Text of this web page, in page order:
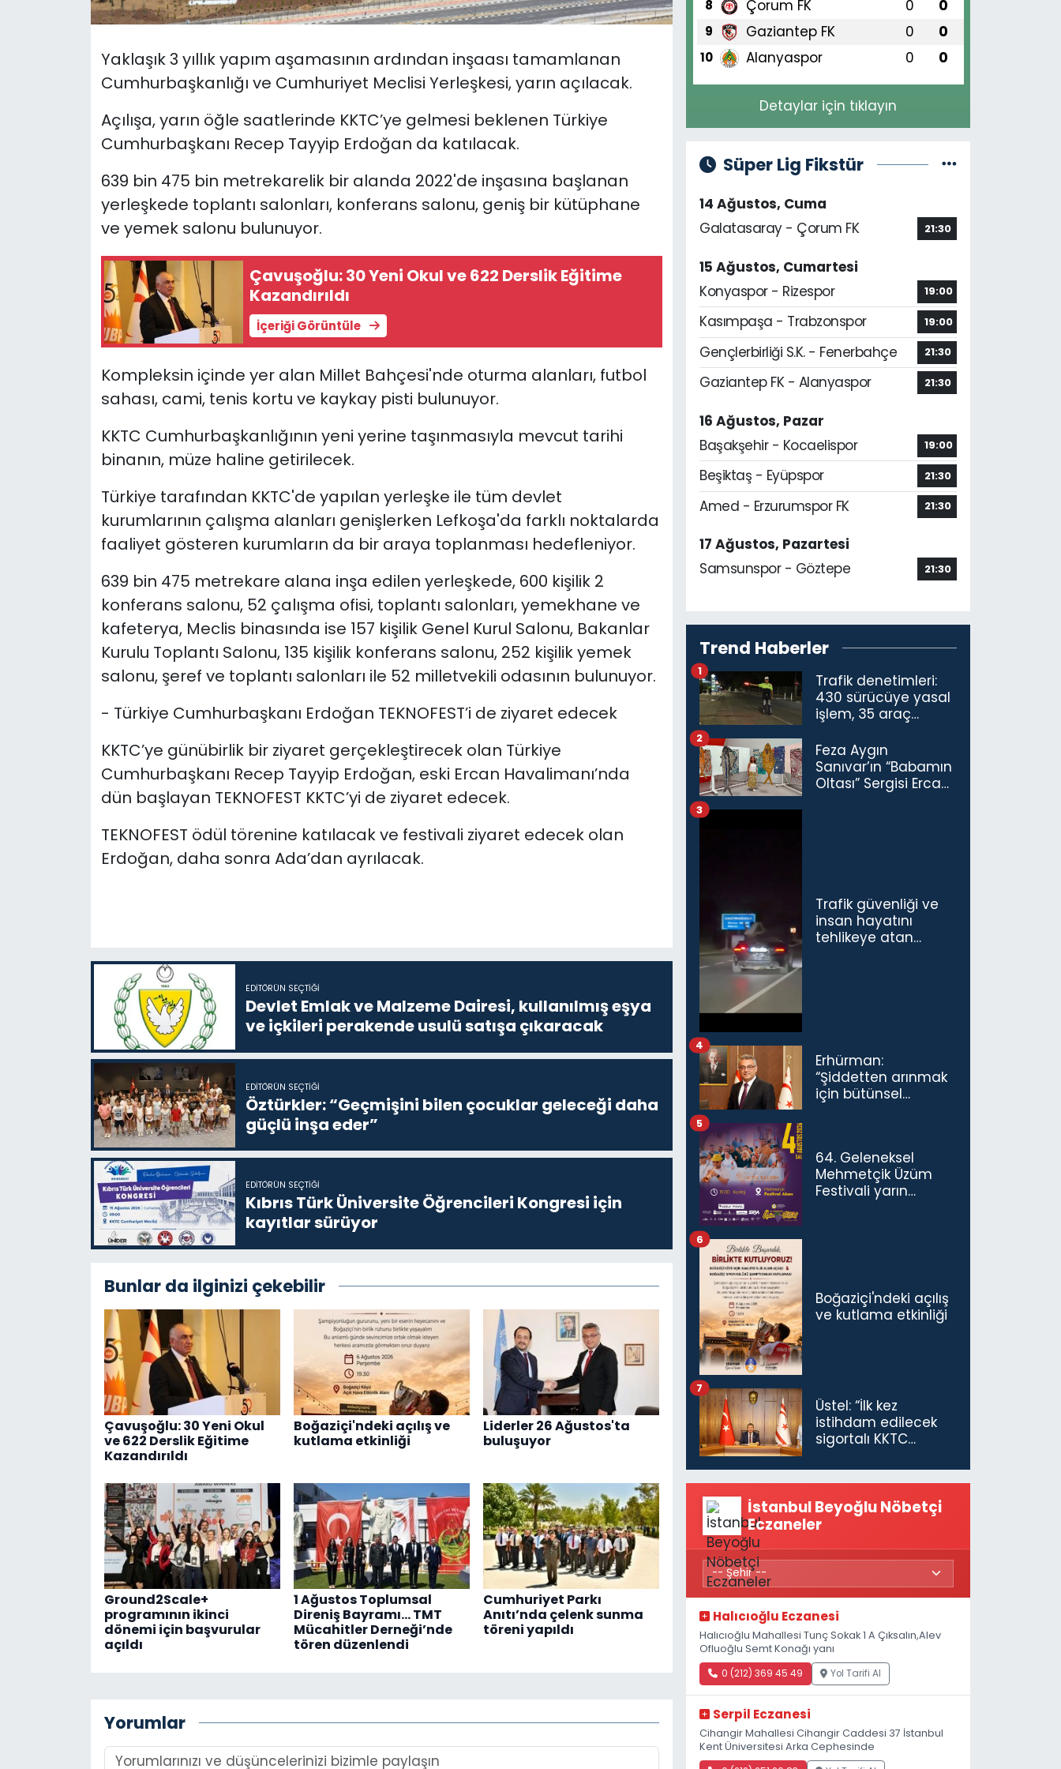
Yaklaşık 3 yıllık yapım aşamasının ardından inşaası tamamlanan
Cumhurbaşkanlığı ve Cumhuriyet Meclisi Yerleşkesi, yarın açılacak.
Açılışa, yarın öğle saatlerinde KKTC’ye gelmesi beklenen Türkiye
Cumhurbaşkanı Recep Tayyip Erdoğan da katılacak.
639 bin 475 bin metrekarelik bir alanda 2022'de inşasına başlanan
yerleşkede toplantı salonları, konferans salonu, geniş bir kütüphane
ve yemek salonu bulunuyor.
Çavuşoğlu: 30 Yeni Okul ve 622 Derslik Eğitime
Kazandırıldı
İçeriği Görüntüle
Kompleksin içinde yer alan Millet Bahçesi'nde oturma alanları, futbol
sahası, cami, tenis kortu ve kaykay pisti bulunuyor.
KKTC Cumhurbaşkanlığının yeni yerine taşınmasıyla mevcut tarihi
binanın, müze haline getirilecek.
Türkiye tarafından KKTC'de yapılan yerleşke ile tüm devlet
kurumlarının çalışma alanları genişlerken Lefkoşa'da farklı noktalarda
faaliyet gösteren kurumların da bir araya toplanması hedefleniyor.
639 bin 475 metrekare alana inşa edilen yerleşkede, 600 kişilik 2
konferans salonu, 52 çalışma ofisi, toplantı salonları, yemekhane ve
kafeterya, Meclis binasında ise 157 kişilik Genel Kurul Salonu, Bakanlar
Kurulu Toplantı Salonu, 135 kişilik konferans salonu, 252 kişilik yemek
salonu, şeref ve toplantı salonları ile 52 milletvekili odasının bulunuyor.
- Türkiye Cumhurbaşkanı Erdoğan TEKNOFEST’i de ziyaret edecek
KKTC’ye günübirlik bir ziyaret gerçekleştirecek olan Türkiye
Cumhurbaşkanı Recep Tayyip Erdoğan, eski Ercan Havalimanı’nda
dün başlayan TEKNOFEST KKTC’yi de ziyaret edecek.
TEKNOFEST ödül törenine katılacak ve festivali ziyaret edecek olan
Erdoğan, daha sonra Ada’dan ayrılacak.
EDITÖRÜN SEÇTIĞI
Devlet Emlak ve Malzeme Dairesi, kullanılmış eşya
ve içkileri perakende usulü satışa çıkaracak
EDITÖRÜN SEÇTIĞI
Öztürkler: “Geçmişini bilen çocuklar geleceği daha
güçlü inşa eder”
EDITÖRÜN SEÇTIĞI
Kıbrıs Türk Üniversite Öğrencileri Kongresi için
kayıtlar sürüyor
Bunlar da ilginizi çekebilir
Çavuşoğlu: 30 Yeni Okul
ve 622 Derslik Eğitime
Kazandırıldı
Boğaziçi'ndeki açılış ve
kutlama etkinliği
Liderler 26 Ağustos'ta
buluşuyor
Ground2Scale+
programının ikinci
dönemi için başvurular
açıldı
1 Ağustos Toplumsal
Direniş Bayramı... TMT
Mücahitler Derneği’nde
tören düzenlendi
Cumhuriyet Parkı
Anıtı’nda çelenk sunma
töreni yapıldı
Yorumlar
8 Çorum FK 0 0
9 Gaziantep FK 0 0
10 Alanyaspor 0 0
Detaylar için tıklayın
Süper Lig Fikstür
14 Ağustos, Cuma
Galatasaray - Çorum FK
21:30
15 Ağustos, Cumartesi
Konyaspor - Rizespor
19:00
Kasımpaşa - Trabzonspor 19:00
Gençlerbirliği S.K. - Fenerbahçe 21:30
Gaziantep FK - Alanyaspor 21:30
16 Ağustos, Pazar
Başakşehir - Kocaelispor
19:00
Beşiktaş - Eyüpspor 21:30
Amed - Erzurumspor FK 21:30
17 Ağustos, Pazartesi
Samsunspor - Göztepe
21:30
Trend Haberler
Trafik denetimleri:
430 sürücüye yasal
işlem, 35 araç
1
Feza Aygın
Sanıvar’ın “Babamın
Oltası” Sergisi Ercan
2
Trafik güvenliği ve
insan hayatını
tehlikeye atan
3
Erhürman:
“Şiddetten arınmak
için bütünsel
4
64. Geleneksel
Mehmetçik Üzüm
Festivali yarın
5
Boğaziçi'ndeki açılış
ve kutlama etkinliği
6
Üstel: “İlk kez
istihdam edilecek
sigortalı KKTC
maaş desteğini 35
bin TL'ye çıkardık”
7
İstanbul Beyoğlu Nöbetçi
Eczaneler
Halıcıoğlu Eczanesi
Halıcıoğlu Mahallesi Tunç Sokak 1 A Çıksalın,Alev
Ofluoğlu Semt Konağı yanı
0 (212) 369 45 49 Yol Tarifi Al
Serpil Eczanesi
Cihangir Mahallesi Cihangir Caddesi 37 İstanbul
Kent Üniversitesi Arka Cephesinde
Teknoloji
Video Galeri
Yazarlar